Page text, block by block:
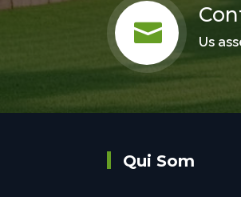
 Us
Qui Som